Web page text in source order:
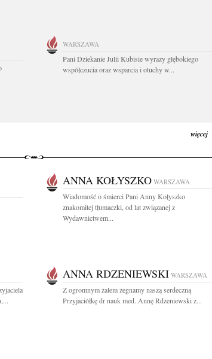
WARSZAWA
Pani Dziekanie Julii Kubisie wyrazy głębokiego
współczucia oraz wsparcia i otuchy w...
więcej
ANNA KOŁYSZKO WARSZAWA
Wiadomość o śmierci Pani Anny Kołyszko
znakomitej tłumaczki, od lat związanej z
Wydawnictwem...
ANNA RDZENIEWSKI WARSZAWA
Z ogromnym żalem żegnamy naszą serdeczną
Przyjaciółkę dr nauk med. Annę Rdzeniewski z...